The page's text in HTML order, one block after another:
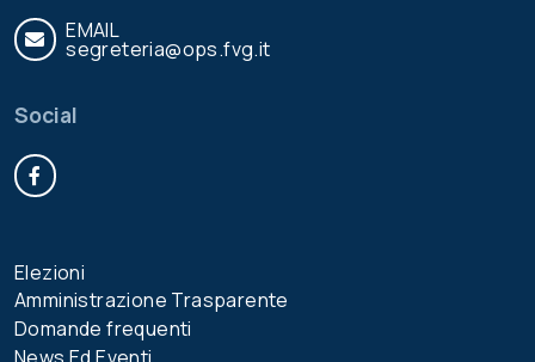
EMAIL
segreteria@ops.fvg.it
Social
Elezioni
Amministrazione Trasparente
Domande frequenti
News Ed Eventi